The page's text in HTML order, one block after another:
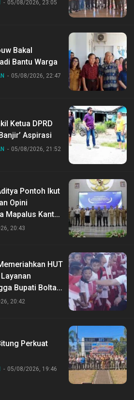
05/08/2026, 23:05
Bakal
Bantu Warga
05/08/2026, 22:47
Ketua DPRD
Aspirasi
05/08/2026, 21:52
Pontoh Ikut
Opini
Mapalus Kantur
20:43
HUT
Bupati Boltara
Jalan Sehat
20:42
Perkuat
05/08/2026, 19:46